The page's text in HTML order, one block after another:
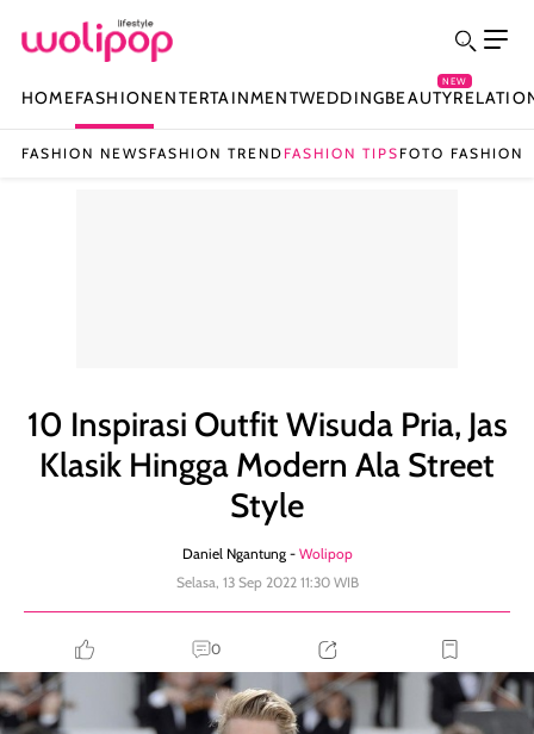
HOMEFASHIONENTERTAINMENTWEDDINGBEAUTY
NEW
FASHION NEWS FASHION TREND FASHION TIPS FOTO FASHION
10 Inspirasi Outfit Wisuda Pria, Jas
Klasik Hingga Modern Ala Street
Style
Daniel Ngantung - Wolipop
Selasa, 13 Sep 2022 11:30 WIB
0